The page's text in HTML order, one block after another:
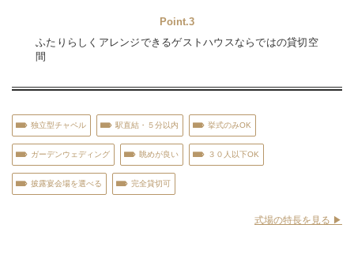
Point.3
ふたりらしくアレンジできるゲストハウスならではの貸切空
間
独立型チャペル 駅直結・５分以内 挙式のみOK
ガーデンウェディング 眺めが良い ３０人以下OK
披露宴会場を選べる 完全貸切可
式場の特長を見る ▶︎